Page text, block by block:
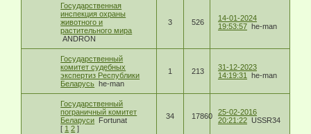
Государственная
инспекция охраны
животного и
растительного мира
ANDRON
3 526
14-01-2024
19:53:57 he-man
Государственный
комитет судебных
экспертиз Республики
Беларусь he-man
1 213
31-12-2023
14:19:31
he-man
Государственный
пограничный комитет
Беларуси Fortunat
[ 1 2 ]
34 17860
25-02-2016
20:21:22 USSR34